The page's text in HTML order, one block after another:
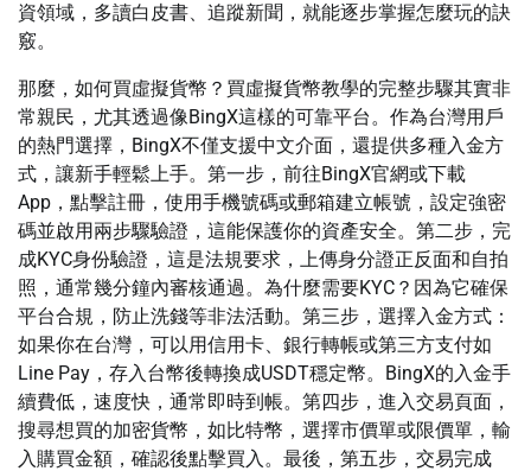
資領域，多讀白皮書、追蹤新聞，就能逐步掌握怎麼玩的訣
竅。
那麼，如何買虛擬貨幣？買虛擬貨幣教學的完整步驟其實非
常親民，尤其透過像BingX這樣的可靠平台。作為台灣用戶
的熱門選擇，BingX不僅支援中文介面，還提供多種入金方
式，讓新手輕鬆上手。第一步，前往BingX官網或下載
App，點擊註冊，使用手機號碼或郵箱建立帳號，設定強密
碼並啟用兩步驟驗證，這能保護你的資產安全。第二步，完
成KYC身份驗證，這是法規要求，上傳身分證正反面和自拍
照，通常幾分鐘內審核通過。為什麼需要KYC？因為它確保
平台合規，防止洗錢等非法活動。第三步，選擇入金方式：
如果你在台灣，可以用信用卡、銀行轉帳或第三方支付如
Line Pay，存入台幣後轉換成USDT穩定幣。BingX的入金手
續費低，速度快，通常即時到帳。第四步，進入交易頁面，
搜尋想買的加密貨幣，如比特幣，選擇市價單或限價單，輸
入購買金額，確認後點擊買入。最後，第五步，交易完成